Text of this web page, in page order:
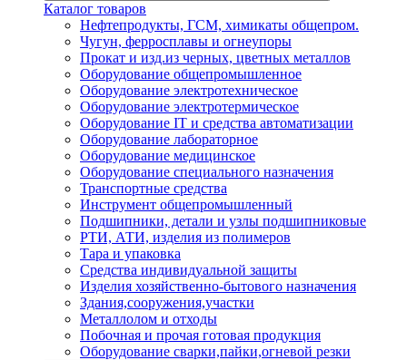
Каталог товаров
Нефтепродукты, ГСМ, химикаты общепром.
Чугун, ферросплавы и огнеупоры
Прокат и изд.из черных, цветных металлов
Оборудование общепромышленное
Оборудование электротехническое
Оборудование электротермическое
Оборудование IT и средства автоматизации
Оборудование лабораторное
Оборудование медицинское
Оборудование специального назначения
Транспортные средства
Инструмент общепромышленный
Подшипники, детали и узлы подшипниковые
РТИ, АТИ, изделия из полимеров
Тара и упаковка
Средства индивидуальной защиты
Изделия хозяйственно-бытового назначения
Здания,сооружения,участки
Металлолом и отходы
Побочная и прочая готовая продукция
Оборудование сварки,пайки,огневой резки